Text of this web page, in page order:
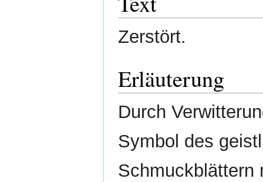
Zerstört.
Erläuterung
Durch
Symbol des
Schmuckblättern